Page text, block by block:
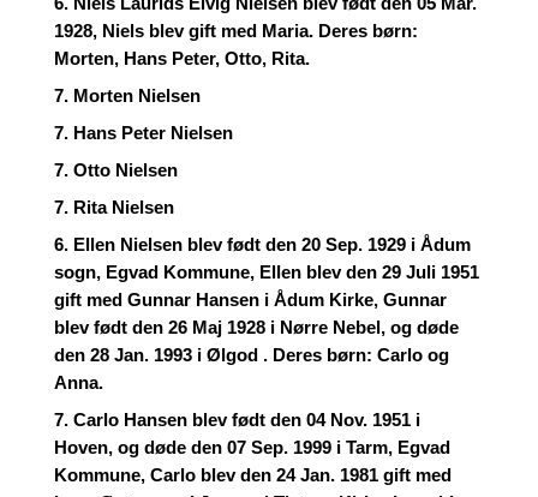
1928, Niels blev gift med Maria. Deres børn:
Morten, Hans Peter, Otto, Rita.
7. Morten Nielsen
7. Hans Peter Nielsen
7. Otto Nielsen
7. Rita Nielsen
6. Ellen Nielsen blev født den 20 Sep. 1929 i Ådum
sogn, Egvad Kommune, Ellen blev den 29 Juli 1951
gift med Gunnar Hansen i Ådum Kirke, Gunnar
blev født den 26 Maj 1928 i Nørre Nebel, og døde
den 28 Jan. 1993 i Ølgod . Deres børn: Carlo og
Anna.
7. Carlo Hansen blev født den 04 Nov. 1951 i
Hoven, og døde den 07 Sep. 1999 i Tarm, Egvad
Kommune, Carlo blev den 24 Jan. 1981 gift med